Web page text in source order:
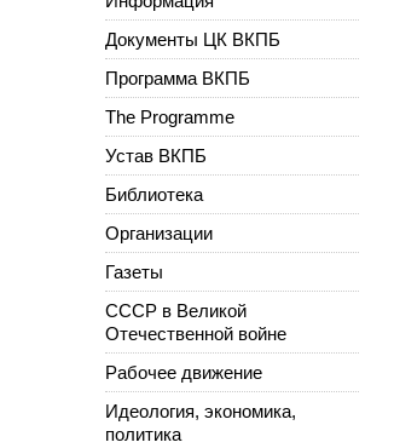
Документы ЦК ВКПБ
Программа ВКПБ
The Programme
Устав ВКПБ
Библиотека
Организации
Газеты
СССР в Великой
Отечественной войне
Рабочее движение
Идеология, экономика,
политика